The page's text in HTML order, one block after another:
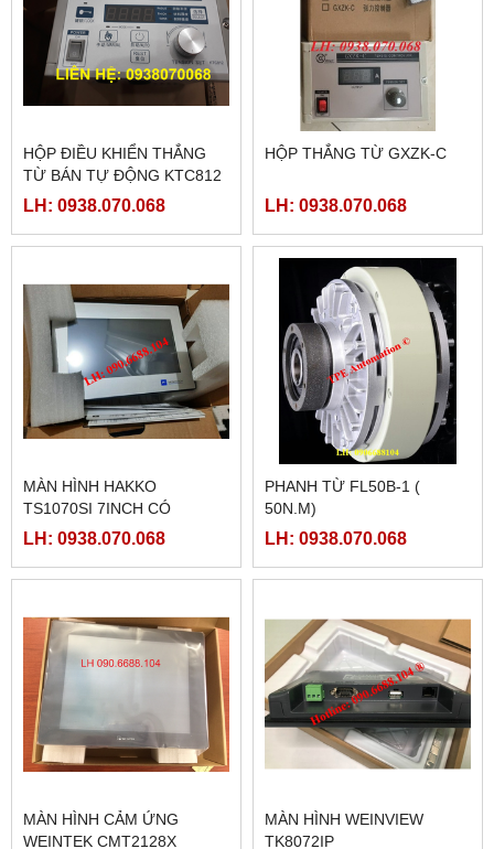
HỘP ĐIỀU KHIỂN THẮNG
TỪ BÁN TỰ ĐỘNG KTC812
LH: 0938.070.068
HỘP THẮNG TỪ GXZK-C
LH: 0938.070.068
MÀN HÌNH HAKKO
TS1070SI 7INCH CÓ
ETHERNET
LH: 0938.070.068
PHANH TỪ FL50B-1 (
50N.M)
LH: 0938.070.068
MÀN HÌNH CẢM ỨNG
WEINTEK CMT2128X
MÀN HÌNH WEINVIEW
TK8072IP